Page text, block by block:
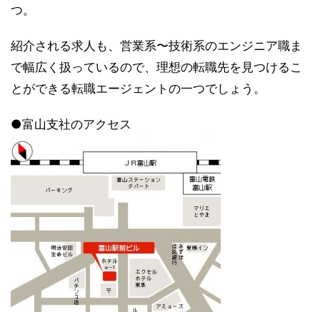
つ。
紹介される求人も、営業系〜技術系のエンジニア職ま
で幅広く扱っているので、理想の転職先を見つけるこ
とができる転職エージェントの一つでしょう。
●富山支社のアクセス